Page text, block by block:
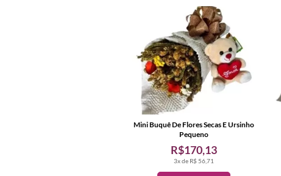
3x de R$ 56,71
R$170,13
Mini Buquê De Flores Secas E Ursinho
Pequeno